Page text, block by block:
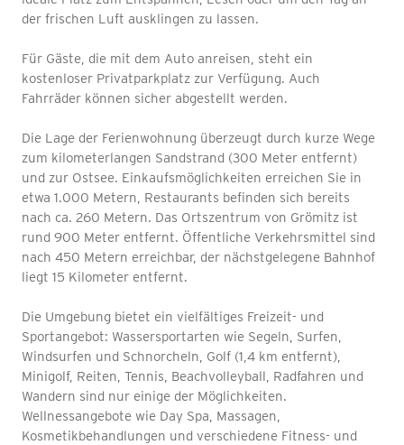
der frischen Luft ausklingen zu lassen.
Für Gäste, die mit dem Auto anreisen, steht ein
kostenloser Privatparkplatz zur Verfügung. Auch
Fahrräder können sicher abgestellt werden.
Die Lage der Ferienwohnung überzeugt durch kurze Wege
zum kilometerlangen Sandstrand (300 Meter entfernt)
und zur Ostsee. Einkaufsmöglichkeiten erreichen Sie in
etwa 1.000 Metern, Restaurants befinden sich bereits
nach ca. 260 Metern. Das Ortszentrum von Grömitz ist
rund 900 Meter entfernt. Öffentliche Verkehrsmittel sind
nach 450 Metern erreichbar, der nächstgelegene Bahnhof
liegt 15 Kilometer entfernt.
Die Umgebung bietet ein vielfältiges Freizeit- und
Sportangebot: Wassersportarten wie Segeln, Surfen,
Windsurfen und Schnorcheln, Golf (1,4 km entfernt),
Minigolf, Reiten, Tennis, Beachvolleyball, Radfahren und
Wandern sind nur einige der Möglichkeiten.
Wellnessangebote wie Day Spa, Massagen,
Kosmetikbehandlungen und verschiedene Fitness- und